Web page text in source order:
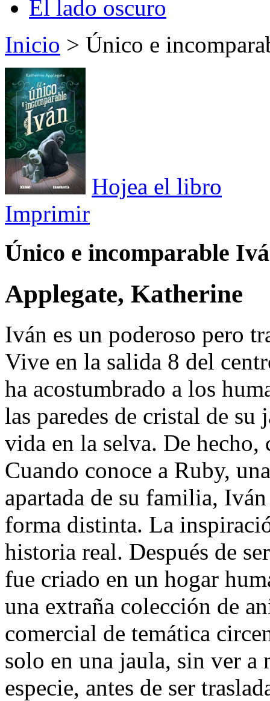
El lado oscuro
Inicio > Único e
Hojea el libro
Imprimir
Único e incomparable
Applegate, Katherine
Iván es un poderoso pero
Vive en la salida 8 del
ha acostumbrado a los
las paredes de cristal de su
vida en la selva. De hecho,
Cuando conoce a Ruby,
apartada de su familia,
forma distinta. La
historia real. Después de
fue criado en un hogar
una extraña colección de
comercial de temática
solo en una jaula, sin ver
especie, antes de ser